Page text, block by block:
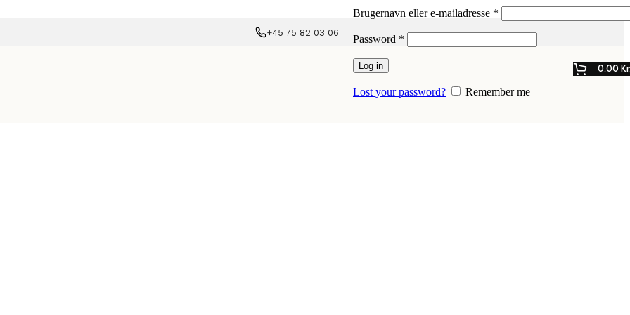
+45 75 82 03 06
Brugernavn eller e-mailadresse *
Password *
Log in
Lost your password? Remember me
0,00